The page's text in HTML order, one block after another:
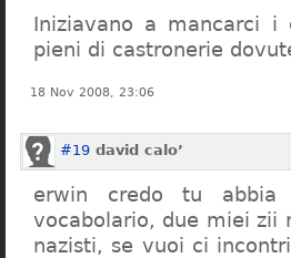
Iniziavano a mancarci i
pieni di castronerie
18 Nov 2008, 23:06
#19 david calo’
erwin credo tu abbia
vocabolario, due miei zii
nazisti, se vuoi ci